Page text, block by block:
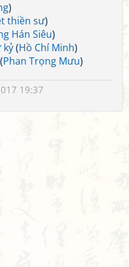
)
thiền sư)
Hán Siêu)
kỷ(Hồ Chí Minh)
(Phan Trọng Mưu)
19:37